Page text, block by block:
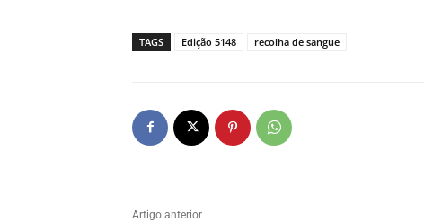
TAGS Edição 5148 recolha de sangue
Artigo anterior